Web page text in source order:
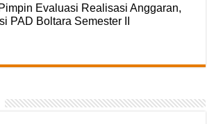
Evaluasi Realisasi Anggaran,
PAD Boltara Semester II